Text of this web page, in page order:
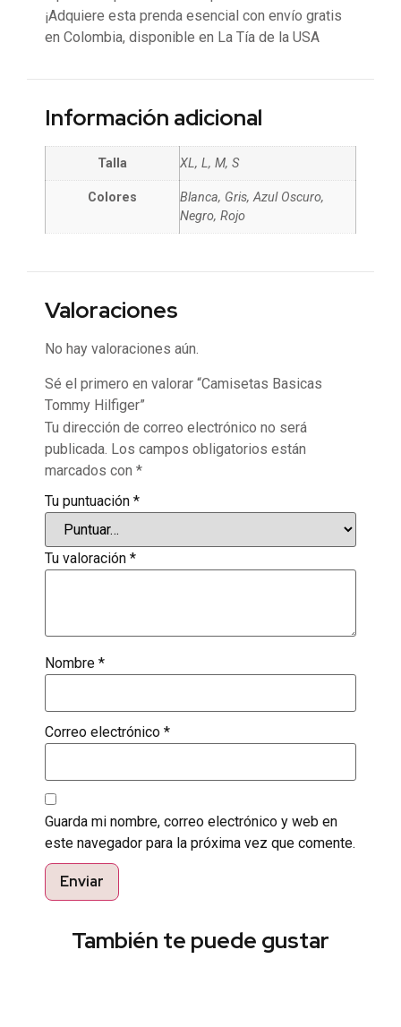
¡Adquiere esta prenda esencial con envío gratis
en Colombia, disponible en La Tía de la USA
Información adicional
Talla XL, L, M, S
Colores
Blanca, Gris, Azul Oscuro,
Negro, Rojo
Valoraciones
No hay valoraciones aún.
Sé el primero en valorar “Camisetas Basicas
Tommy Hilfiger”
Tu dirección de correo electrónico no será
publicada. Los campos obligatorios están
marcados con *
Tu puntuación *
Tu valoración *
Nombre *
Correo electrónico *
Guarda mi nombre, correo electrónico y web en
este navegador para la próxima vez que comente.
También te puede gustar